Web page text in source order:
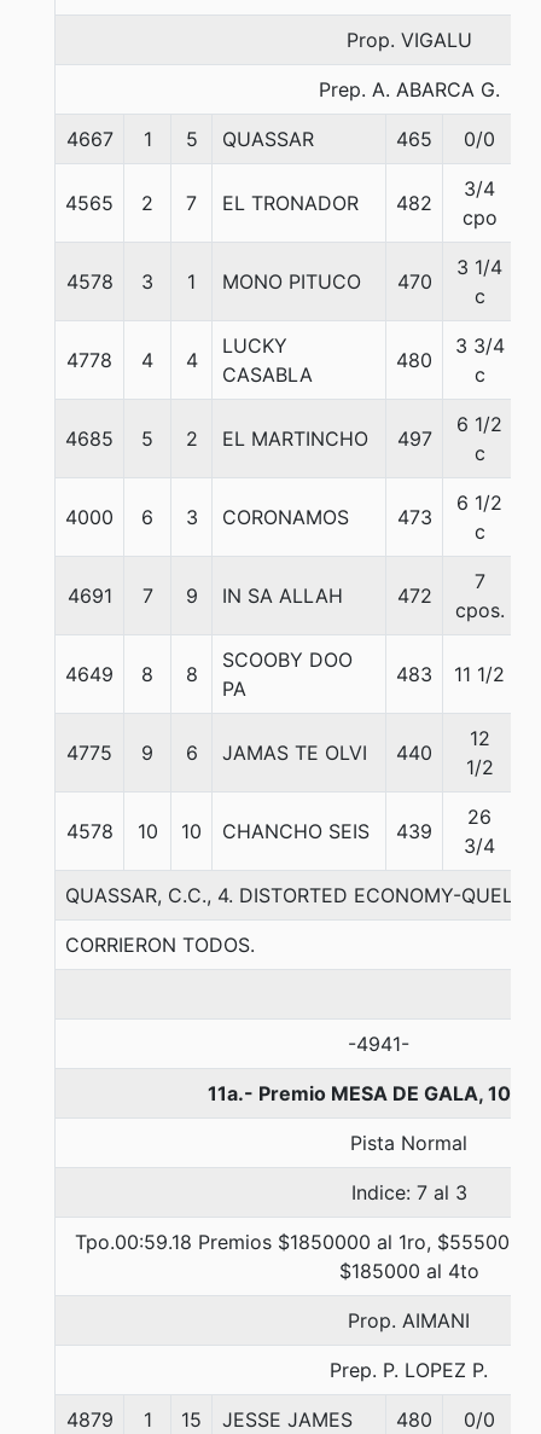
Prop. VIGALU
Prep. A. ABARCA G.
4667 1 5 QUASSAR 465 0/0
4565 2 7 EL TRONADOR 482
3/4
cpo
4578 3 1 MONO PITUCO 470
3 1/4
c
4778 4 4
LUCKY
CASABLA
480
3 3/4
c
4685 5 2 EL MARTINCHO 497
6 1/2
c
4000 6 3 CORONAMOS 473
6 1/2
c
4691 7 9 IN SA ALLAH 472
7
cpos.
4649 8 8
SCOOBY DOO
PA
483 11 1/2
4775 9 6 JAMAS TE OLVI 440
12
1/2
4578 10 10 CHANCHO SEIS 439
26
3/4
QUASSAR, C.C., 4. DISTORTED ECONOMY-
CORRIERON TODOS.
-4941-
11a.- Premio MESA DE GALA,
Pista Normal
Indice: 7 al 3
Tpo.00:59.18 Premios $1850000 al 1ro, $555000
$185000 al 4to
Prop. AIMANI
Prep. P. LOPEZ P.
4879 1 15 JESSE JAMES 480 0/0